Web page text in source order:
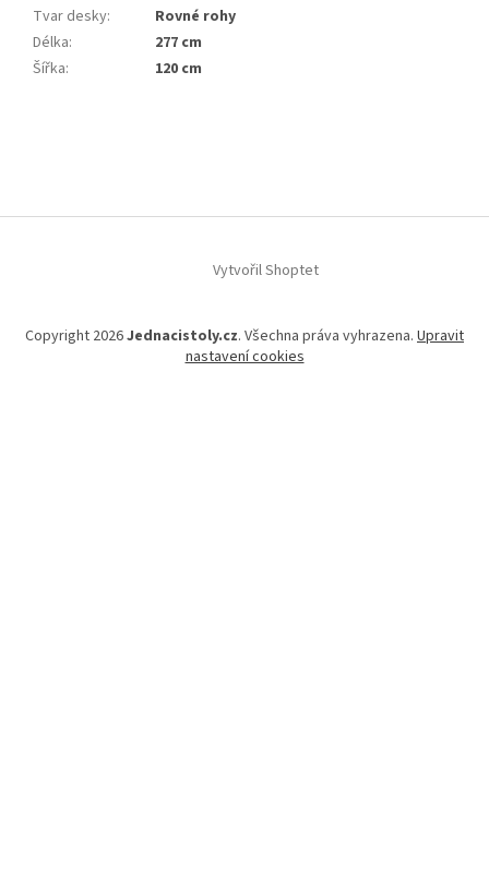
Tvar desky:
Rovné rohy
Délka:
277 cm
Šířka: 120 cm
Vytvořil Shoptet
Copyright 2026Jednacistoly.cz. Všechna práva vyhrazena. Upravit
nastavení cookies